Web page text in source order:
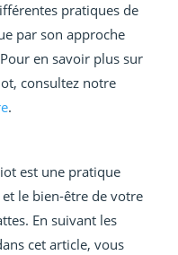
pratiques de
par son approche
en savoir plus sur
consultez notre
.
est une pratique
le bien-être de votre
En suivant les
cet article, vous